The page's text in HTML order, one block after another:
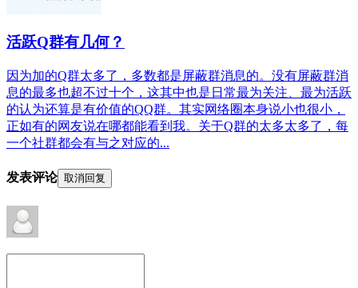
活跃Q群有几何？
因为加的Q群太多了，多数都是屏蔽群消息的。没有屏蔽群消
息的最多也超不过十个，这其中也是日常最为关注、最为活跃
的认为还算是有价值的QQ群。其实网络圈本身说小也很小，
正如有的网友说在哪都能看到我。关于Q群的太多太多了，每
一个社群都会有与之对应的...
发表评论 取消回复